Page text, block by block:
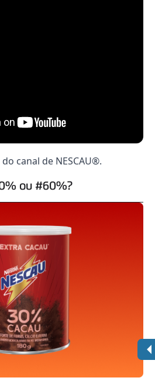
canal de NESCAU®.
ou #60%?